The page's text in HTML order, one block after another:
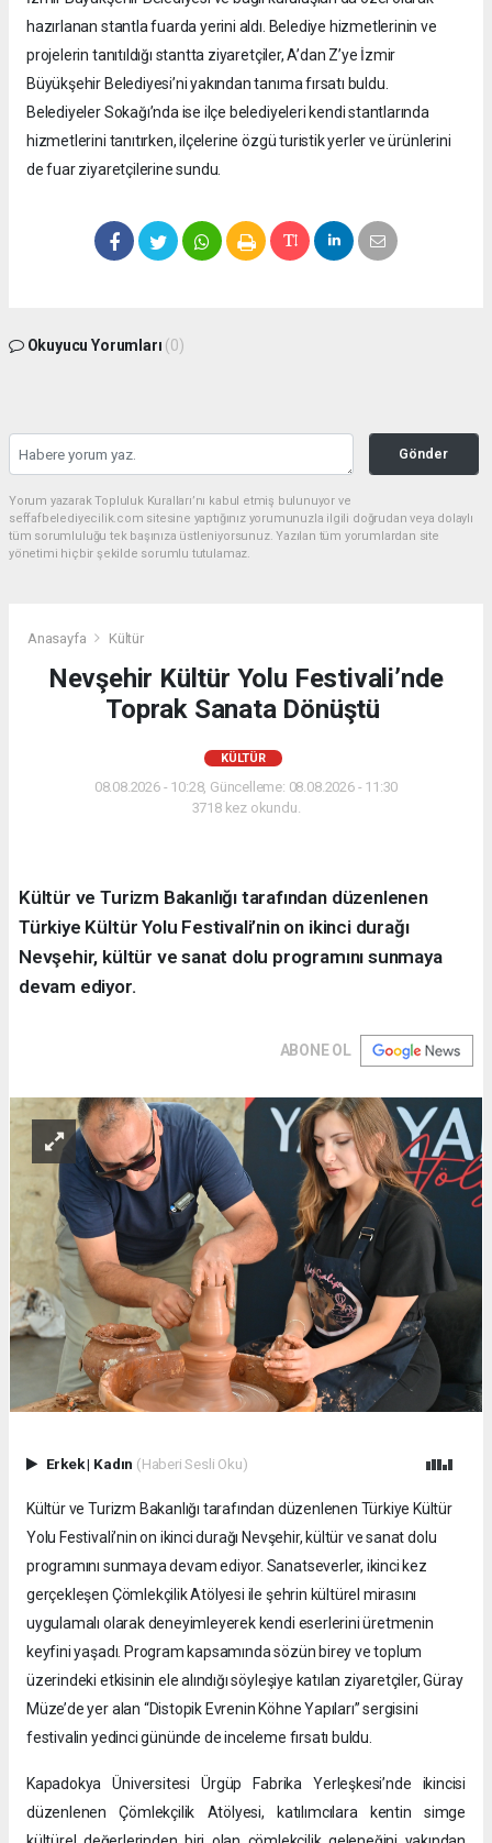
hazırlanan stantla fuarda yerini aldı. Belediye hizmetlerinin ve
projelerin tanıtıldığı stantta ziyaretçiler, A’dan Z’ye İzmir
Büyükşehir Belediyesi’ni yakından tanıma fırsatı buldu.
Belediyeler Sokağı’nda ise ilçe belediyeleri kendi stantlarında
hizmetlerini tanıtırken, ilçelerine özgü turistik yerler ve ürünlerini
de fuar ziyaretçilerine sundu.
Okuyucu Yorumları (0)
Gönder
Yorum yazarak Topluluk Kuralları’nı kabul etmiş bulunuyor ve
seffafbelediyecilik.com sitesine yaptığınız yorumunuzla ilgili doğrudan veya dolaylı
tüm sorumluluğu tek başınıza üstleniyorsunuz. Yazılan tüm yorumlardan site
yönetimi hiçbir şekilde sorumlu tutulamaz.
Anasayfa Kültür
Nevşehir Kültür Yolu Festivali’nde
Toprak Sanata Dönüştü
KÜLTÜR
08.08.2026 - 10:28, Güncelleme: 08.08.2026 - 11:30
3718 kez okundu.
Kültür ve Turizm Bakanlığı tarafından düzenlenen
Türkiye Kültür Yolu Festivali’nin on ikinci durağı
Nevşehir, kültür ve sanat dolu programını sunmaya
devam ediyor.
ABONE OL
Erkek| Kadın (Haberi Sesli Oku)
Kültür ve Turizm Bakanlığı tarafından düzenlenen Türkiye Kültür
Yolu Festivali’nin on ikinci durağı Nevşehir, kültür ve sanat dolu
programını sunmaya devam ediyor. Sanatseverler, ikinci kez
gerçekleşen Çömlekçilik Atölyesi ile şehrin kültürel mirasını
uygulamalı olarak deneyimleyerek kendi eserlerini üretmenin
keyfini yaşadı. Program kapsamında sözün birey ve toplum
üzerindeki etkisinin ele alındığı söyleşiye katılan ziyaretçiler, Güray
Müze’de yer alan “Distopik Evrenin Köhne Yapıları” sergisini
festivalin yedinci gününde de inceleme fırsatı buldu.
Kapadokya Üniversitesi Ürgüp Fabrika Yerleşkesi’nde ikincisi
düzenlenen Çömlekçilik Atölyesi, katılımcılara kentin simge